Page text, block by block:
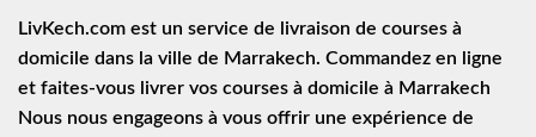
LivKech.com est un service de
livraison de courses à
domicile dans la ville de Marrakech. Commandez en ligne
et faites-vous livrer vos courses à domicile à Marrakech
Nous nous engageons à vous offrir une expérience de